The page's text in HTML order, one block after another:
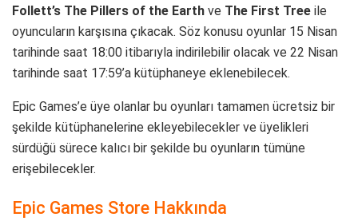
Follett’s The Pillers of the Earth ve The First Tree ile
oyuncuların karşısına çıkacak. Söz konusu oyunlar 15 Nisan
tarihinde saat 18:00 itibarıyla indirilebilir olacak ve 22 Nisan
tarihinde saat 17:59’a kütüphaneye eklenebilecek.
Epic Games’e üye olanlar bu oyunları tamamen ücretsiz bir
şekilde kütüphanelerine ekleyebilecekler ve üyelikleri
sürdüğü sürece kalıcı bir şekilde bu oyunların tümüne
erişebilecekler.
Epic Games Store Hakkında